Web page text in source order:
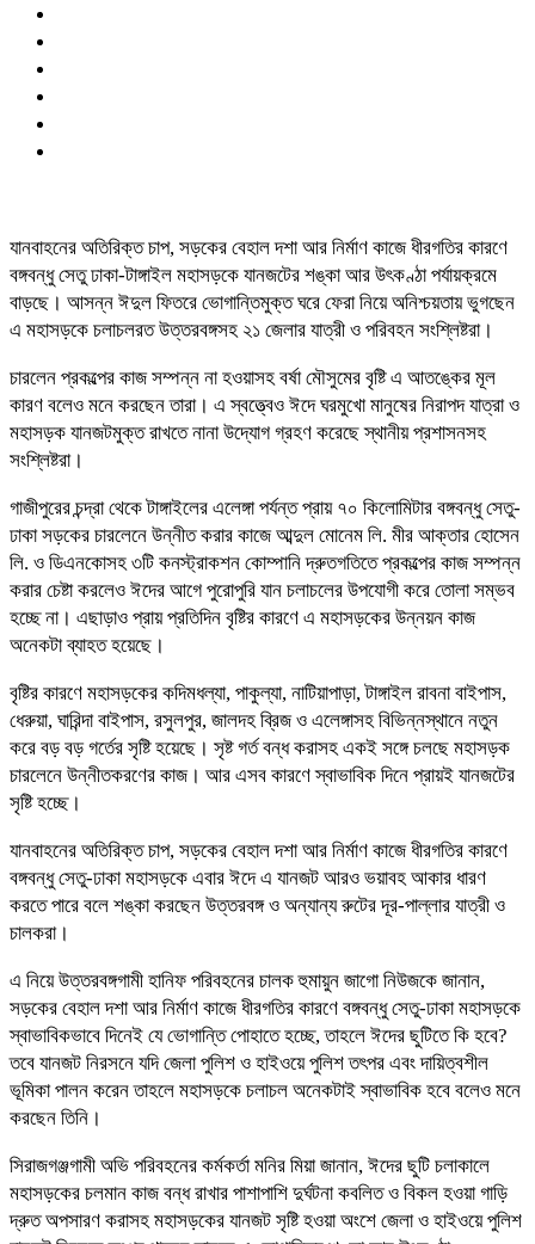
যানবাহনের অতিরিক্ত চাপ, সড়কের বেহাল দশা আর নির্মাণ কাজে ধীরগতির কারণে
বঙ্গবন্ধু সেতু ঢাকা-টাঙ্গাইল মহাসড়কে যানজটের শঙ্কা আর উৎকণ্ঠা পর্যায়ক্রমে
বাড়ছে। আসন্ন ঈদুল ফিতরে ভোগান্তিমুক্ত ঘরে ফেরা নিয়ে অনিশ্চয়তায় ভুগছেন
এ মহাসড়কে চলাচলরত উত্তরবঙ্গসহ ২১ জেলার যাত্রী ও পরিবহন সংশ্লিষ্টরা।
চারলেন প্রকল্পের কাজ সম্পন্ন না হওয়াসহ বর্ষা মৌসুমের বৃষ্টি এ আতঙ্কের মূল
কারণ বলেও মনে করছেন তারা। এ স্বত্ত্বেও ঈদে ঘরমুখো মানুষের নিরাপদ যাত্রা ও
মহাসড়ক যানজটমুক্ত রাখতে নানা উদ্যোগ গ্রহণ করেছে স্থানীয় প্রশাসনসহ
সংশ্লিষ্টরা।
গাজীপুরের চন্দ্রা থেকে টাঙ্গাইলের এলেঙ্গা পর্যন্ত প্রায় ৭০ কিলোমিটার বঙ্গবন্ধু সেতু-
ঢাকা সড়কের চারলেনে উন্নীত করার কাজে আব্দুল মোনেম লি. মীর আক্তার হোসেন
লি. ও ডিএনকোসহ ৩টি কনস্ট্রাকশন কোম্পানি দ্রুতগতিতে প্রকল্পের কাজ সম্পন্ন
করার চেষ্টা করলেও ঈদের আগে পুরোপুরি যান চলাচলের উপযোগী করে তোলা সম্ভব
হচ্ছে না। এছাড়াও প্রায় প্রতিদিন বৃষ্টির কারণে এ মহাসড়কের উন্নয়ন কাজ
অনেকটা ব্যাহত হয়েছে।
বৃষ্টির কারণে মহাসড়কের কদিমধল্যা, পাকুল্যা, নাটিয়াপাড়া, টাঙ্গাইল রাবনা বাইপাস,
ধেরুয়া, ঘারিন্দা বাইপাস, রসুলপুর, জালদহ ব্রিজ ও এলেঙ্গাসহ বিভিন্নস্থানে নতুন
করে বড় বড় গর্তের সৃষ্টি হয়েছে। সৃষ্ট গর্ত বন্ধ করাসহ একই সঙ্গে চলছে মহাসড়ক
চারলেনে উন্নীতকরণের কাজ। আর এসব কারণে স্বাভাবিক দিনে প্রায়ই যানজটের
সৃষ্টি হচ্ছে।
যানবাহনের অতিরিক্ত চাপ, সড়কের বেহাল দশা আর নির্মাণ কাজে ধীরগতির কারণে
বঙ্গবন্ধু সেতু-ঢাকা মহাসড়কে এবার ঈদে এ যানজট আরও ভয়াবহ আকার ধারণ
করতে পারে বলে শঙ্কা করছেন উত্তরবঙ্গ ও অন্যান্য রুটের দূর-পাল্লার যাত্রী ও
চালকরা।
এ নিয়ে উত্তরবঙ্গগামী হানিফ পরিবহনের চালক হুমায়ুন জাগো নিউজকে জানান,
সড়কের বেহাল দশা আর নির্মাণ কাজে ধীরগতির কারণে বঙ্গবন্ধু সেতু-ঢাকা মহাসড়কে
স্বাভাবিকভাবে দিনেই যে ভোগান্তি পোহাতে হচ্ছে, তাহলে ঈদের ছুটিতে কি হবে?
তবে যানজট নিরসনে যদি জেলা পুলিশ ও হাইওয়ে পুলিশ তৎপর এবং দায়িত্বশীল
ভূমিকা পালন করেন তাহলে মহাসড়কে চলাচল অনেকটাই স্বাভাবিক হবে বলেও মনে
করছেন তিনি।
সিরাজগঞ্জগামী অভি পরিবহনের কর্মকর্তা মনির মিয়া জানান, ঈদের ছুটি চলাকালে
মহাসড়কের চলমান কাজ বন্ধ রাখার পাশাপাশি দুর্ঘটনা কবলিত ও বিকল হওয়া গাড়ি
দ্রুত অপসারণ করাসহ মহাসড়কের যানজট সৃষ্টি হওয়া অংশে জেলা ও হাইওয়ে পুলিশ